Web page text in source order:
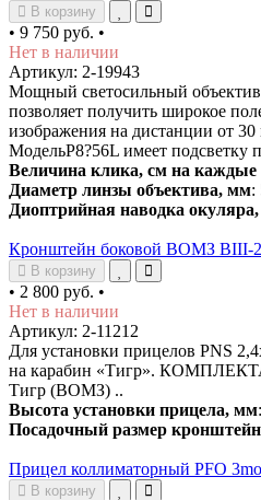
В корзину
• 9 750 руб. •
Нет в наличии
Артикул: 2-19943
Мощный светосильный
позволяет получить широкое
изображения на дистанции от
МодельР8?56L имеет подсветку
Величина клика, см на каждые
Диаметр линзы объектива, мм:
Диоптрийная наводка
Кронштейн боковой ВОМЗ ВIII-
В корзину
• 2 800 руб. •
Нет в наличии
Артикул: 2-11212
Для установки прицелов PNS
на карабин «Тигр».
Тигр (ВОМЗ) ..
Высота установки прицела, мм
Посадочный размер
Прицел коллиматорный PFO
В корзину